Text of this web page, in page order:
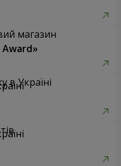
магазин
Award»
в Україні